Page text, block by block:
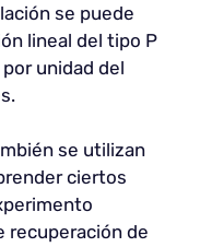
se puede
lineal del tipo P
unidad del
se utilizan
ciertos
recuperación de